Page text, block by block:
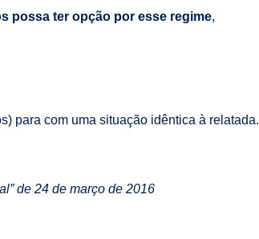
possa ter opção por esse regime,
para com uma situação idêntica à relatada.
de 24 de março de 2016